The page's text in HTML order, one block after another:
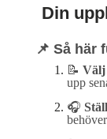
Din
📌 Så här
📝 Välj
upp
🎧